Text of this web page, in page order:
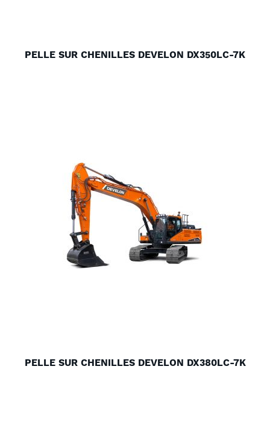
PELLE SUR CHENILLES DEVELON DX350LC-7K
PELLE SUR CHENILLES DEVELON DX380LC-7K